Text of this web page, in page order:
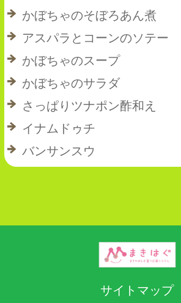
かぼちゃのそぼろあん煮
アスパラとコーンのソテー
かぼちゃのスープ
かぼちゃのサラダ
さっぱりツナポン酢和え
イナムドゥチ
バンサンスウ
サイトマップ